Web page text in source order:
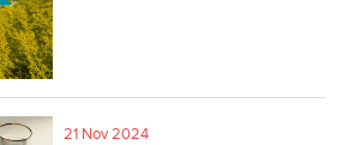
21 Nov 2024